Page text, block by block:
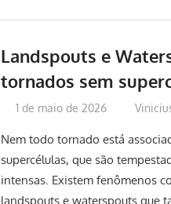
Landspouts e
tornados sem
1 de maio de 2026
Nem todo tornado está
supercélulas, que são
intensas. Existem fenômenos
landspouts e waterspouts que